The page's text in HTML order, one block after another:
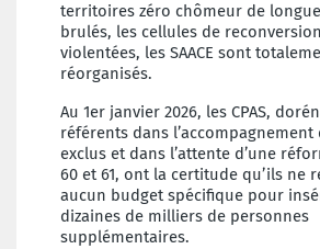
territoires zéro chômeur de
brulés, les cellules de
violentées, les SAACE sont
réorganisés.
Au 1er janvier 2026, les CPAS,
référents dans
exclus et dans l’attente d’une
60 et 61, ont la certitude qu’ils ne
aucun budget spécifique pour
dizaines de milliers de personnes
supplémentaires.